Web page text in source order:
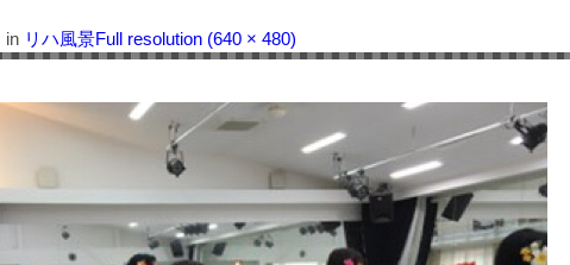
in リハ風景Full resolution (640 × 480)